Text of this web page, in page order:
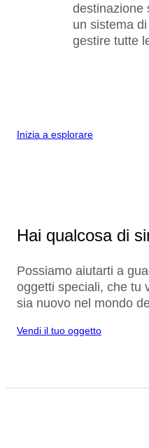
destinazione
un sistema
gestire tutte
Inizia a esplorare
Hai qualcosa di
Possiamo aiutarti a
oggetti speciali, che tu
sia nuovo nel mondo
Vendi il tuo oggetto